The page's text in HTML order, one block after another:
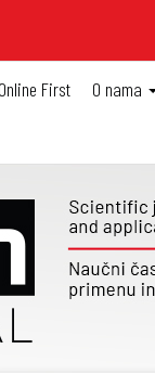
Online First O nama